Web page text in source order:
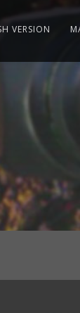
VERSION